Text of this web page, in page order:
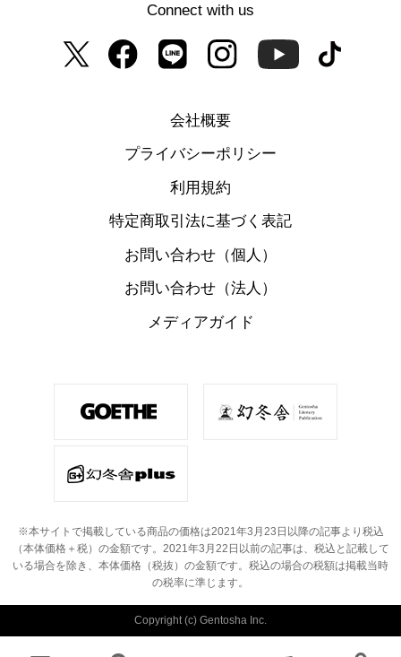
Connect with us
会社概要
プライバシーポリシー
利用規約
特定商取引法に基づく表記
お問い合わせ（個人）
お問い合わせ（法人）
メディアガイド
※本サイトで掲載している商品の価格は2021年3月23日以降の記事より税込
（本体価格＋税）の金額です。
2021年3月22日以前の記事は、税込と記載して
いる場合を除き、本体価格（税抜）の金額です。 税込の場合の税額は掲載当時
の税率に準じます。
Copyright (c) Gentosha Inc.